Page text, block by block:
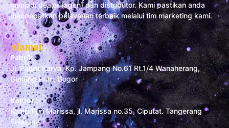
menjadi dealer (agen) dan distributor. Kami pastikan anda
mendapatkan pelayanan terbaik melalui tim marketing kami.
Alamat
Pabrik :
Jl. Padat Karya, Kp. Jampang No.61 Rt.1/4 Wanaherang,
Gunung Putri, Bogor
Kantor :
Komp Puri Marissa, jl. Marissa no.35, Ciputat. Tangerang
Selatan